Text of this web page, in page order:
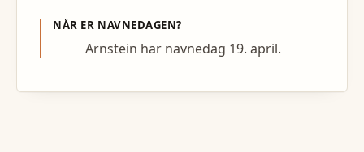
NÅR ER NAVNEDAGEN?
Arnstein har navnedag 19. april.